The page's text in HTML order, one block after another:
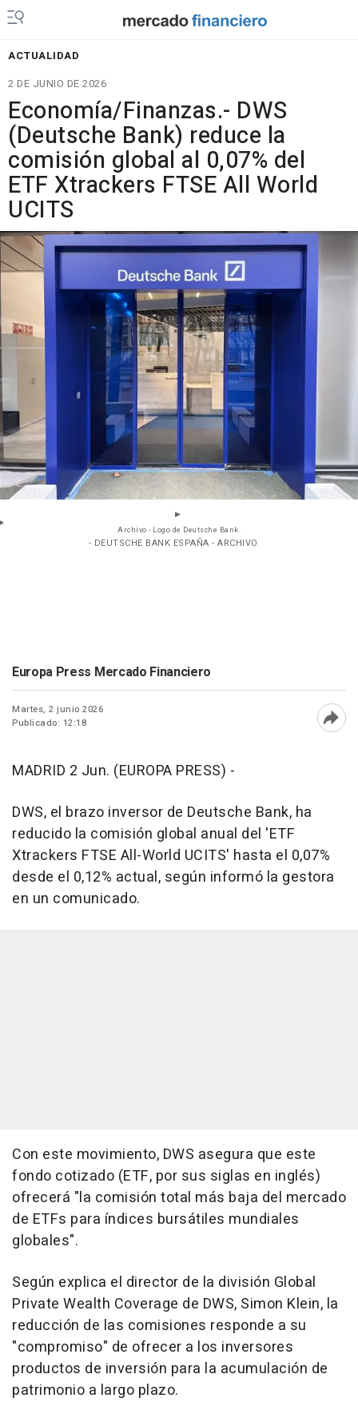
ACTUALIDAD
2 DE JUNIO DE 2026
Economía/Finanzas.- DWS
(Deutsche Bank) reduce la
comisión global al 0,07% del
ETF Xtrackers FTSE All World
UCITS
Archivo - Logo de Deutsche Bank.
- DEUTSCHE BANK ESPAÑA - ARCHIVO
Europa Press Mercado Financiero
Martes, 2 junio 2026
Publicado: 12:18
MADRID 2 Jun. (EUROPA PRESS) -
DWS, el brazo inversor de Deutsche Bank, ha
reducido la comisión global anual del 'ETF
Xtrackers FTSE All-World UCITS' hasta el 0,07%
desde el 0,12% actual, según informó la gestora
en un comunicado.
Con este movimiento, DWS asegura que este
fondo cotizado (ETF, por sus siglas en inglés)
ofrecerá "la comisión total más baja del mercado
de ETFs para índices bursátiles mundiales
globales".
Según explica el director de la división Global
Private Wealth Coverage de DWS, Simon Klein, la
reducción de las comisiones responde a su
"compromiso" de ofrecer a los inversores
productos de inversión para la acumulación de
patrimonio a largo plazo.